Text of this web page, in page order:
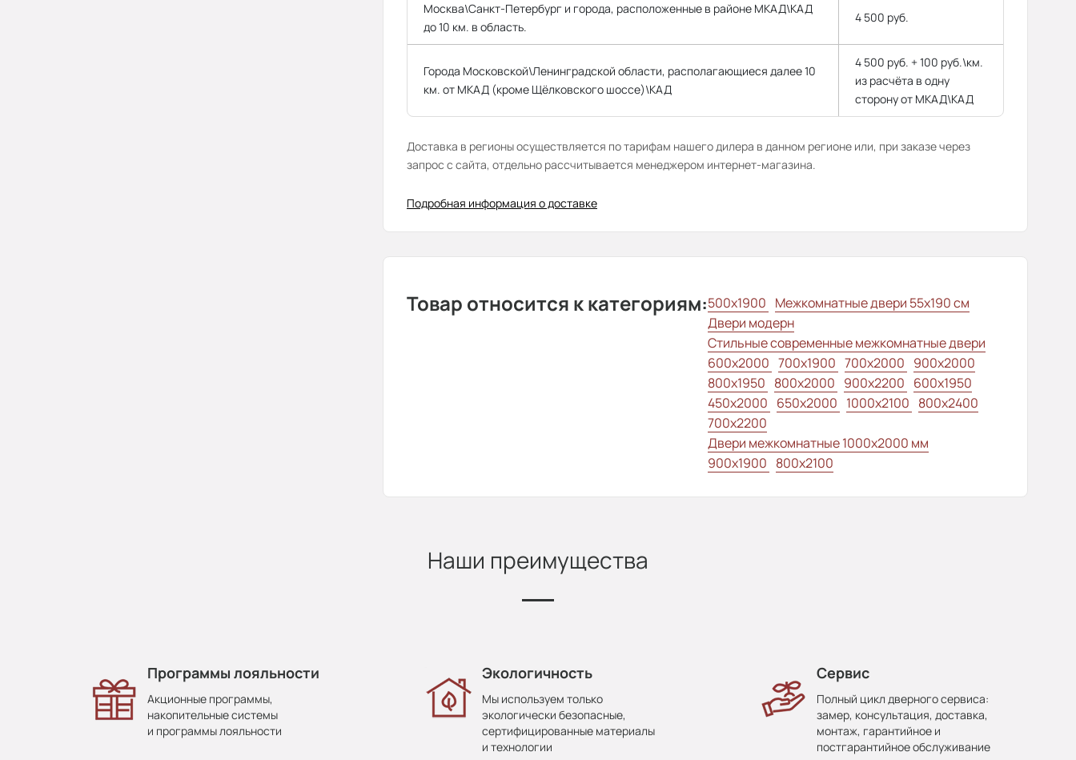
Москва\Санкт-Петербург и города, расположенные в районе МКАД\КАД
до 10 км. в область.
4 500 руб.
Города Московской\Ленинградской области, располагающиеся далее 10
км. от МКАД (кроме Щёлковского шоссе)\КАД
4 500 руб. + 100 руб.\км.
из расчёта в одну
сторону от МКАД\КАД
Доставка в регионы осуществляется по тарифам нашего дилера в данном регионе или, при заказе через
запрос с сайта, отдельно рассчитывается менеджером интернет-магазина.
Подробная информация о доставке
Товар относится к категориям:500x1900 Межкомнатные двери 55х190 см
Двери модерн
Стильные современные межкомнатные двери
600x2000 700x1900 700x2000 900x2000
800х1950 800x2000 900x2200 600x1950
450x2000 650x2000 1000x2100 800x2400
700x2200
Двери межкомнатные 1000х2000 мм
900x1900 800x2100
Наши преимущества
Программы лояльности
Акционные программы,
накопительные системы
и программы лояльности
Экологичность
Мы используем только
экологически безопасные,
сертифицированные материалы
и технологии
Сервис
Полный цикл дверного сервиса:
замер, консультация, доставка,
монтаж, гарантийное и
постгарантийное обслуживание